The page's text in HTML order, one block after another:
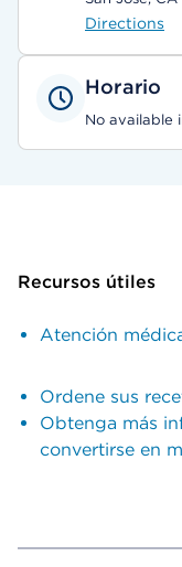
Directions
Horario
No available
Recursos útiles
Atención
Ordene sus
Obtenga más
convertirse en